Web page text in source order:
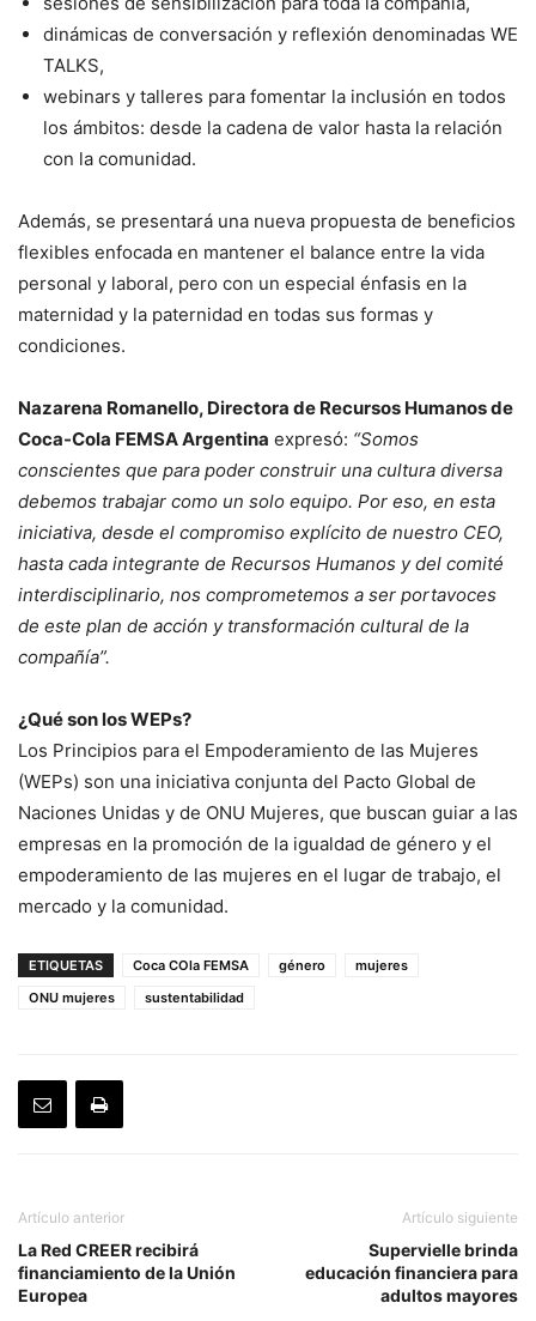
dinámicas de conversación y reflexión denominadas WE
TALKS,
webinars y talleres para fomentar la inclusión en todos
los ámbitos: desde la cadena de valor hasta la relación
con la comunidad.
Además, se presentará una nueva propuesta de beneficios
flexibles enfocada en mantener el balance entre la vida
personal y laboral, pero con un especial énfasis en la
maternidad y la paternidad en todas sus formas y
condiciones.
Nazarena Romanello, Directora de Recursos Humanos de
Coca-Cola FEMSA Argentina expresó: “Somos
conscientes que para poder construir una cultura diversa
debemos trabajar como un solo equipo. Por eso, en esta
iniciativa, desde el compromiso explícito de nuestro CEO,
hasta cada integrante de Recursos Humanos y del comité
interdisciplinario, nos comprometemos a ser portavoces
de este plan de acción y transformación cultural de la
compañía”.
¿Qué son los WEPs?
Los Principios para el Empoderamiento de las Mujeres
(WEPs) son una iniciativa conjunta del Pacto Global de
Naciones Unidas y de ONU Mujeres, que buscan guiar a las
empresas en la promoción de la igualdad de género y el
empoderamiento de las mujeres en el lugar de trabajo, el
mercado y la comunidad.
ETIQUETAS Coca COla FEMSA género
mujeres
ONU mujeres
sustentabilidad
Artículo anterior
La Red CREER recibirá
financiamiento de la Unión
Europea
Artículo siguiente
Supervielle brinda
educación financiera para
adultos mayores